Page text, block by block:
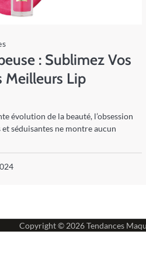
: Sublimez Vos
Meilleurs Lip
évolution de la beauté, l’obsession
séduisantes ne montre aucun
Copyright © 2026Tendances